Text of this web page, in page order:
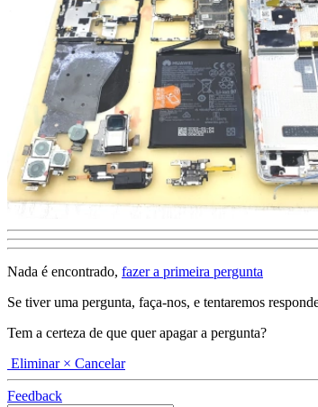
Nada é encontrado, fazer a primeira pergunta
Se tiver uma pergunta, faça-nos, e tentaremos
Tem a certeza de que quer apagar a pergunta?
Eliminar × Cancelar
Feedback